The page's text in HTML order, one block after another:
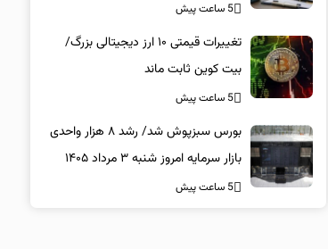
5 ساعت پیش
تغییرات قیمتی ۱۰ ارز دیجیتالی بزرگ/
بیت کوین ثابت ماند
5 ساعت پیش
بورس سبزپوش شد/ رشد ۸ هزار واحدی
بازار سرمایه امروز شنبه ۳ مرداد ۱۴۰۵
5 ساعت پیش